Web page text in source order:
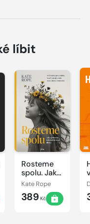
líbit
Rosteme
spolu. Jak
vychovat
sebevědomou
dívku
Kate Rope
389 Kč